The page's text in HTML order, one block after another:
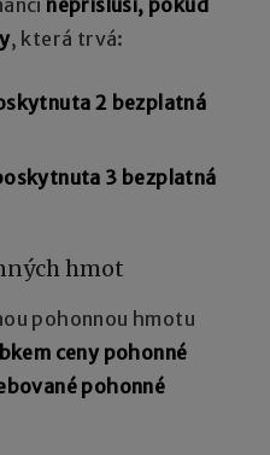
, která trvá:
2 bezplatná
3 bezplatná
hmot
pohonnou hmotu
ceny pohonné
pohonné